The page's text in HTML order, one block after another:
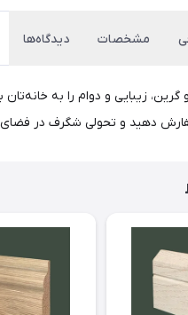
مشخصات دیدگاه‌ها
گرین، زیبایی و دوام را به
دهید و تحولی شگرف در فضای